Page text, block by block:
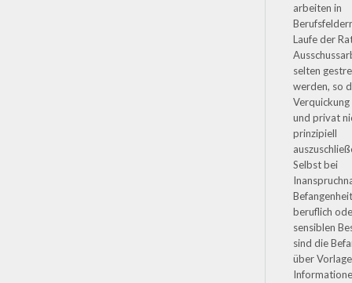
arbeiten in
Laufe der
selten
werden, so
und privat
prinzipiell
Selbst bei
beruflich
sensiblen
sind die
über